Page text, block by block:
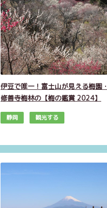
伊豆で唯一！富士山が見える梅園
修善寺梅林の【梅の鑑賞 2024】
静岡 観光する